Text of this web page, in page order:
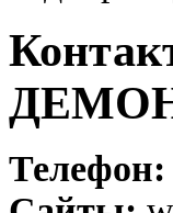
Телефон: